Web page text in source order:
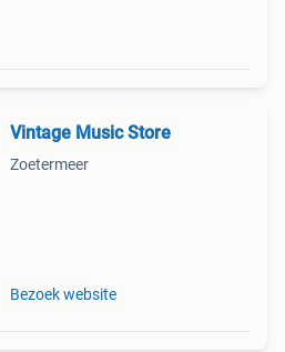
Vintage Music Store
Zoetermeer
Bezoek website